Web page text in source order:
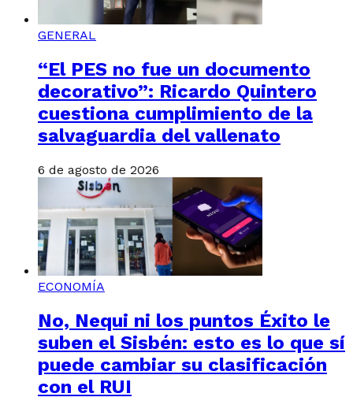
GENERAL
“El PES no fue un documento
decorativo”: Ricardo Quintero
cuestiona cumplimiento de la
salvaguardia del vallenato
6 de agosto de 2026
ECONOMÍA
No, Nequi ni los puntos Éxito le
suben el Sisbén: esto es lo que sí
puede cambiar su clasificación
con el RUI